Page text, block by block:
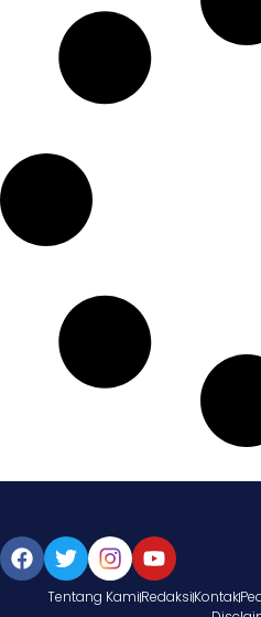
Tentang KamiRedaksiKontak